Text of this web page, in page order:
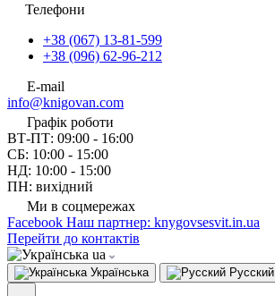
Телефони
+38 (067) 13-81-599
+38 (096) 62-96-212
E-mail
info@knigovan.com
Графік роботи
ВТ-ПТ: 09:00 - 16:00
СБ: 10:00 - 15:00
НД: 10:00 - 15:00
ПН: вихідний
Ми в соцмережах
Facebook Наш партнер: knygovsesvit.in.ua
Перейти до контактів
ua
Українська Русский